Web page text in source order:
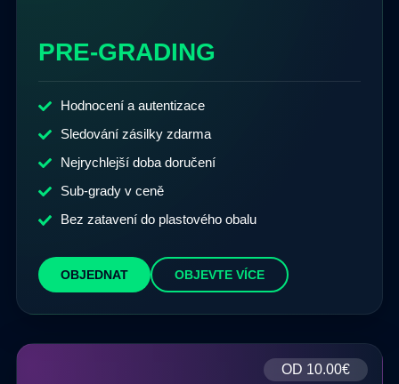
PRE-GRADING
Hodnocení a autentizace
Sledování zásilky zdarma
Nejrychlejší doba doručení
Sub-grady v ceně
Bez zatavení do plastového obalu
OBJEDNAT OBJEVTE VÍCE
OD 10.00€